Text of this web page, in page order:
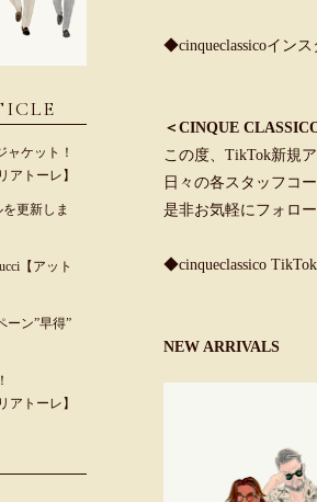
◆cinqueclassicoインス
＜CINQUE
この度、TikTok新規
日々の各スタッフコ
是非お気軽にフォロ
◆cinqueclassico TikTok
NEW ARRIVALS
ャケット！
アトーレ】
更新しま
【アット
ーン”早得”
アトーレ】